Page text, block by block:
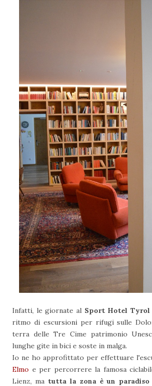
Infatti, le giornate al Sport Hotel Tyrol
ritmo di escursioni per rifugi sulle
terra delle Tre Cime patrimonio
lunghe gite in bici e soste in malga.
Io ne ho approfittato per effettuare
Elmo e per percorrere la famosa
Lienz, ma tutta la zona è un